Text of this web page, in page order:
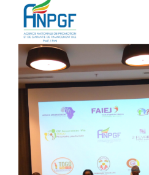
Larger
Image